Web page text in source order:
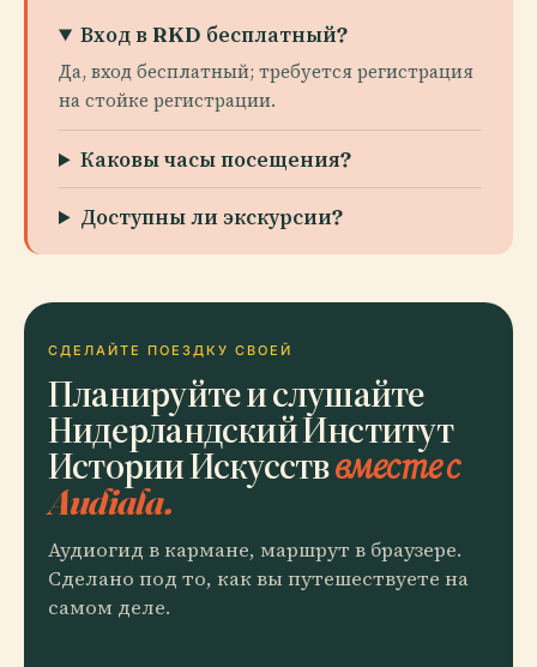
Вход в RKD бесплатный?
Да, вход бесплатный; требуется регистрация
на стойке регистрации.
Каковы часы посещения?
Доступны ли экскурсии?
СДЕЛАЙТЕ ПОЕЗДКУ СВОЕЙ
Планируйте и слушайте
Нидерландский Институт
Истории Искусстввместе с
Audiala.
Аудиогид в кармане, маршрут в браузере.
Сделано под то, как вы путешествуете на
самом деле.